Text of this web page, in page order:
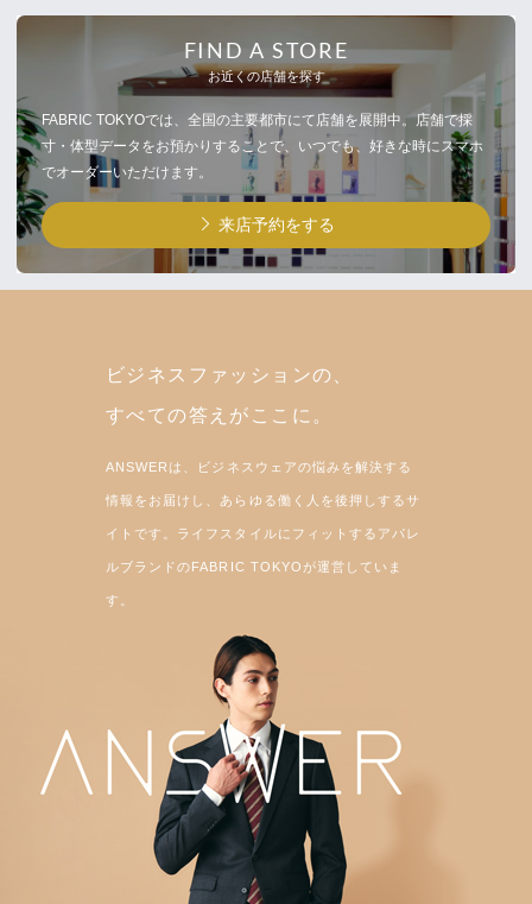
FIND A STORE
お近くの店舗を探す
FABRIC TOKYOでは、全国の主要都市にて店舗を展開中。店舗で採
寸・体型データをお預かりすることで、いつでも、好きな時にスマホ
でオーダーいただけます。
来店予約をする
ビジネスファッションの、
すべての答えがここに。
ANSWERは、ビジネスウェアの悩みを解決する
情報をお届けし、あらゆる働く人を後押しするサ
イトです。ライフスタイルにフィットするアパレ
ルブランドのFABRIC TOKYOが運営していま
す。